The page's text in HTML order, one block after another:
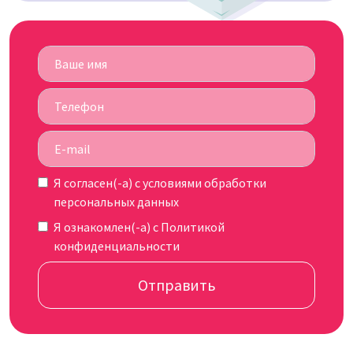
Я согласен(-а) cусловиями обработки
персональных данных
Я ознакомлен(-а) с Политикой
конфиденциальности
Отправить